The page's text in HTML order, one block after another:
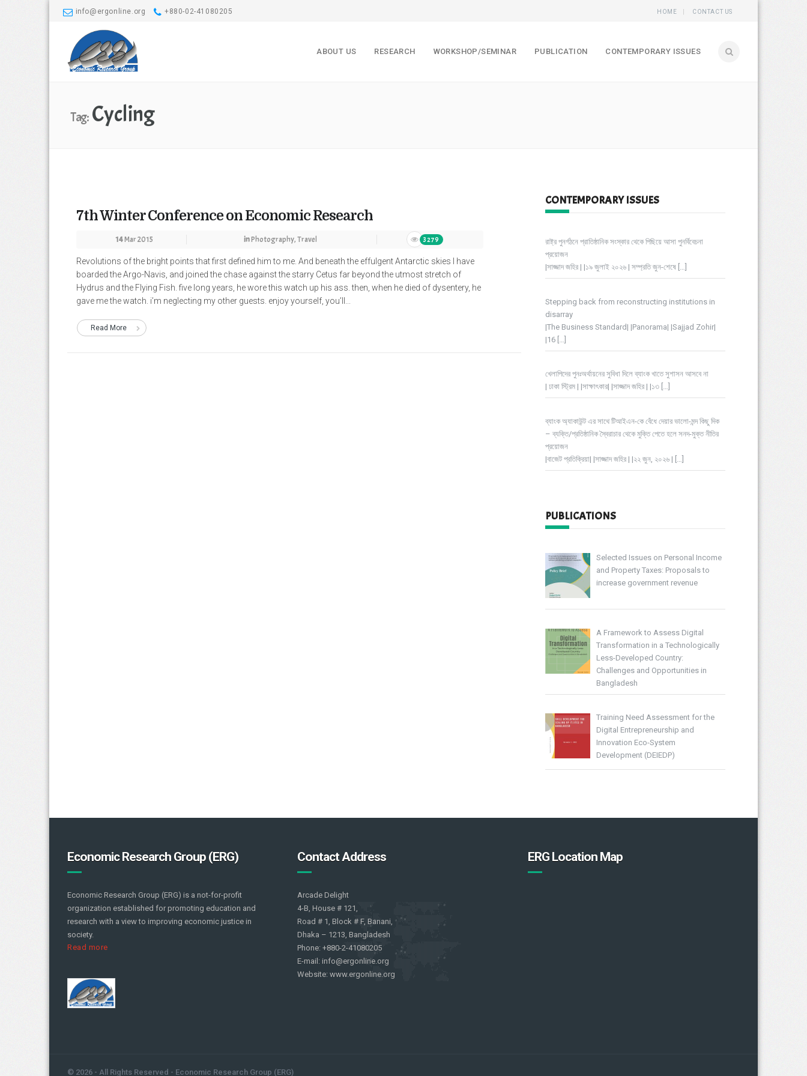
info@ergonline.org +880-02-41080205 HOME CONTACT US
ABOUT US RESEARCH WORKSHOP/SEMINAR PUBLICATION CONTEMPORARY ISSUES
Tag:Cycling
7th Winter Conference on Economic Research
14Mar 2015 inPhotography,Travel 3279
Revolutions of the bright points that first defined him to me. And beneath the effulgent Antarctic skies I have
boarded the Argo-Navis, and joined the chase against the starry Cetus far beyond the utmost stretch of
Hydrus and the Flying Fish. five long years, he wore this watch up his ass. then, when he died of dysentery, he
gave me the watch. i’m neglecting my other guests. enjoy yourself, you’ll...
Read More
CONTEMPORARY ISSUES
রাষ্ট্র পুনর্গঠনে প্রাতিষ্ঠানিক সংস্কার থেকে পিছিয়ে আসা পুনর্বিবেচনা
প্রয়োজন
|সাজ্জাদ জহির | |১৯ জুলাই ২০২৬ | সম্প্রতি জুন-শেষে […]
Stepping back from reconstructing institutions in
disarray
|The Business Standard| |Panorama| |Sajjad Zohir|
|16 […]
খেলাপিদের পুনঃঅর্থায়নের সুবিধা দিলে ব্যাংক খাতে সুশাসন আসবে না
| ঢাকা স্ট্রিম | |সাক্ষাৎকার| |সাজ্জাদ জহির | |১৩ […]
ব্যাংক অ্যাকাউন্ট এর সাথে টিআইএন-কে বেঁধে দেয়ার ভালো-মন্দ কিছু দিক
– ব্যক্তি/প্রতিষ্ঠানিক স্বৈরাচার থেকে মুক্তি পেতে হলে সনদ-মুক্ত নীতির
প্রয়োজন
|বাজেট প্রতিক্রিয়া| |সাজ্জাদ জহির | |২২ জুন, ২০২৬ | […]
PUBLICATIONS
Selected Issues on Personal Income
and Property Taxes: Proposals to
increase government revenue
A Framework to Assess Digital
Transformation in a Technologically
Less-Developed Country:
Challenges and Opportunities in
Bangladesh
Training Need Assessment for the
Digital Entrepreneurship and
Innovation Eco-System
Development (DEIEDP)
Economic Research Group (ERG)
Economic Research Group (ERG) is a not-for-profit
organization established for promoting education and
research with a view to improving economic justice in
society.
Read more
Contact Address
Arcade Delight
4-B, House # 121,
Road # 1, Block # F, Banani,
Dhaka – 1213, Bangladesh
Phone: +880-2-41080205
E-mail: info@ergonline.org
Website: www.ergonline.org
ERG Location Map
© 2026 - All Rights Reserved - Economic Research Group (ERG)